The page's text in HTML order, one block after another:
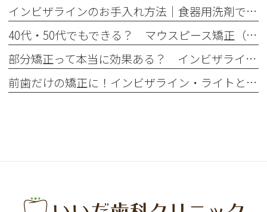
インビザラインのお手入れ方法｜食器用洗剤でOK？正しい洗い方と注意点
40代・50代でもできる？ マウスピース矯正（インビザライン）のメリットと注意点
部分矯正って本当に効果ある？ インビザライン・ライトのメリット・デメリット
前歯だけの矯正に！インビザライン・ライトとは？ 通常のインビザラインとの違い